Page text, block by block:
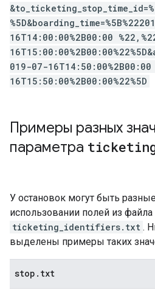
16T14:00:00%2B00:00
019-07-
16T15:50:00%2B00:00%22%5D
Примеры разных
параметра
У остановок могут быть
использовании полей из файла
ticketing_identifiers.txt .
выделены примеры таких
stop . txt